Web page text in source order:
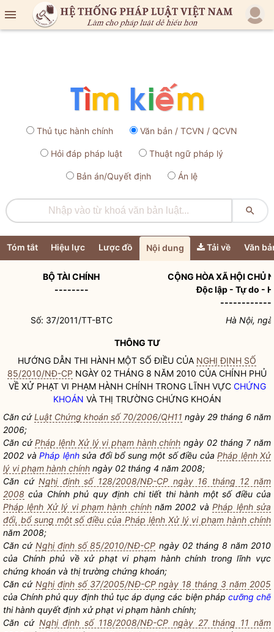

Thủ tục hành chính Văn bản / TCVN / QCVN
Hỏi đáp pháp luật Thuật ngữ pháp lý
Bản án/Quyết định Án lệ

Tóm tắt Hiệu lực Lược đồ Nội dung Tải về Văn
BỘ TÀI CHÍNH
--------
CỘNG HÒA XÃ HỘI CHỦ
Độc lập - Tự do -
Số: 37/2011/TT-BTC
Hà Nội,
THÔNG TƯ
HƯỚNG DẪN THI HÀNH MỘT SỐ ĐIỀU CỦA NGHỊ ĐỊNH SỐ
85/2010/NĐ-CP NGÀY 02 THÁNG 8 NĂM 2010 CỦA CHÍNH PHỦ
VỀ XỬ PHẠT VI PHẠM HÀNH CHÍNH TRONG LĨNH VỰC CHỨNG
KHOÁN VÀ THỊ TRƯỜNG CHỨNG KHOÁN
Căn cứLuật Chứng khoán số 70/2006/QH11 ngày 29 tháng 6 năm
2006;
Căn cứPháp lệnh Xử lý vi phạm hành chính ngày 02 tháng 7 năm
2002 và Pháp lệnhsửa đổi bổ sung một số điều của Pháp lệnh Xử
lý vi phạm hành chính ngày 02 tháng 4 năm 2008;
Căn cứNghị định số 128/2008/NĐ-CP ngày 16 tháng 12 năm
2008 của Chính phủ quy định chi tiết thi hành một số điều của
Pháp lệnh Xử lý vi phạm hành chínhnăm 2002 vàPháp lệnh sửa
đổi, bổ sung một số điều của Pháp lệnh Xử lý vi phạm hành chính
năm 2008;
Căn cứNghị định số 85/2010/NĐ-CP ngày 02 tháng 8 năm 2010
của Chính phủ về xử phạt vi phạm hành chính trong lĩnh vực
chứng khoán và thị trường chứng khoán;
Căn cứ Nghị định số 37/2005/NĐ-CP ngày 18 tháng 3 năm 2005
của Chính phủ quy định thủ tục áp dụng các biện pháp cưỡng chế
thi hành quyết định xử phạt vi phạm hành chính;
Căn cứ Nghị định số 118/2008/NĐ-CP ngày 27 tháng 11 năm